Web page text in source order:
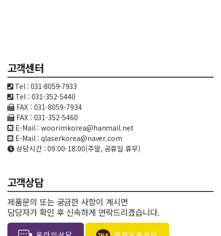
고객센터
Tel : 031-8059-7933
Tel : 031-352-5440
FAX : 031-8059-7934
FAX : 031-352-5460
E-Mail : woorimkorea@hanmail.net
E-Mail : qlaserkorea@naver.com
상담시간 : 09:00-18:00(주말, 공휴일 휴무)
고객상담
제품문의 또는 궁금한 사항이 계시면
담당자가 확인 후 신속하게 연락드리겠습니다.